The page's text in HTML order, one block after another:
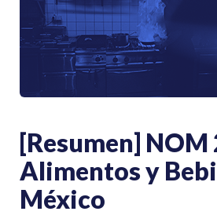
[Resumen] NOM
Alimentos y
México